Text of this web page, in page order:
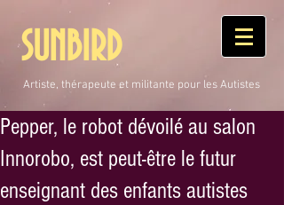
SUNBIRD
Artiste, thérapeute et militante pour les Autistes
Pepper, le robot dévoilé au salon
Innorobo, est peut-être le futur
enseignant des enfants autistes